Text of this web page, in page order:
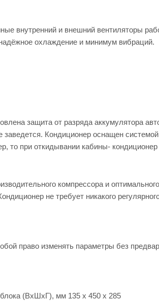
внутренний и внешний вентиляторы
охлаждение и минимум вибраций.
защита от разряда аккумулятора
заведется. Кондиционер оснащен
то при откидывании кабины-
компрессора и
не требует никакого
право изменять параметры без
(ВхШхГ), мм 135 х 450 х 285